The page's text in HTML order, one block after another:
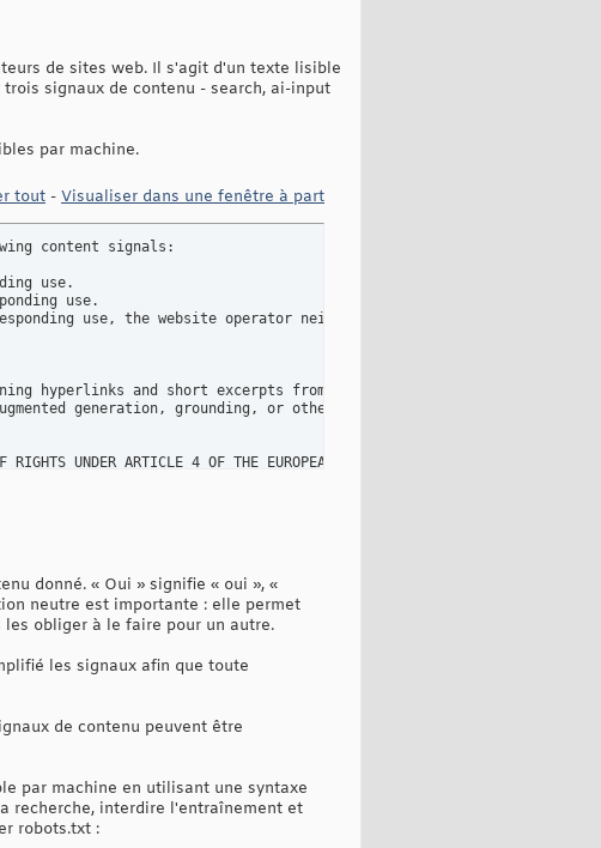
de sites web. Il s'agit d'un texte lisible
signaux de contenu - search, ai-input
par machine.
tout - Visualiser dans une fenêtre à part
content signals:
use.
use.
use, the website operator neither grants nor restricts
hyperlinks and short excerpts from your website's contents).
generation, grounding, or other real-time taking of content
RIGHTS UNDER ARTICLE 4 OF THE EUROPEAN UNION DIRECTIVE 2019/790 ON
donné. « Oui » signifie « oui », «
neutre est importante : elle permet
obliger à le faire pour un autre.
les signaux afin que toute
de contenu peuvent être
par machine en utilisant une syntaxe
recherche, interdire l'entraînement et
robots.txt :